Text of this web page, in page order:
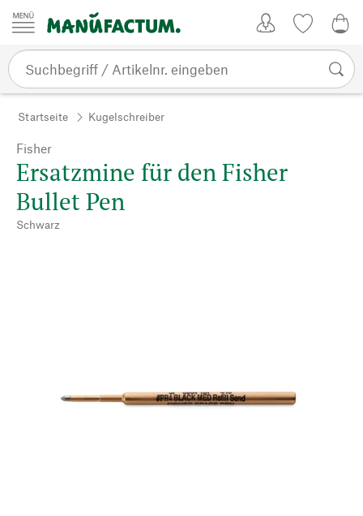
Zum Inhalt springen
Startseite Kugelschreiber
Fisher
Ersatzmine für den Fisher
Bullet Pen
Schwarz